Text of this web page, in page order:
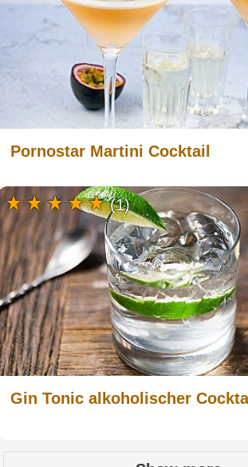
Pornostar Martini Cocktail
Gin Tonic alkoholischer
(1)